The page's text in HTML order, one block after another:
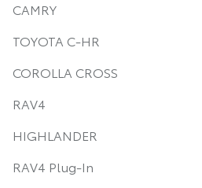
CAMRY
TOYOTA C-HR
COROLLA CROSS
RAV4
HIGHLANDER
RAV4 Plug-In